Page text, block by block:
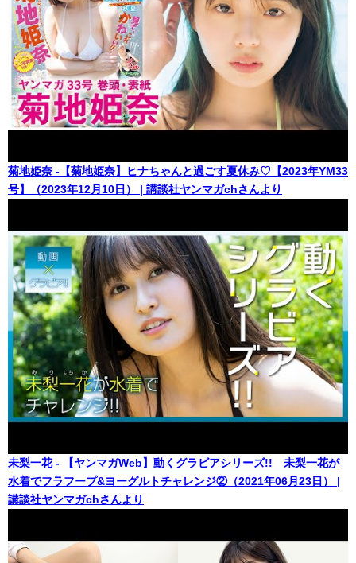
菊地姫奈 -【菊地姫奈】ヒナちゃんと過ごす夏休み♡【2023年YM33
号】（2023年12月10日） | 講談社ヤンマガchさんより
未梨一花 - 【ヤンマガWeb】動くグラビアシリーズ!! 未梨一花が
水着でフラフープ&ヨーグルトチャレンジ②（2021年06月23日） |
講談社ヤンマガchさんより